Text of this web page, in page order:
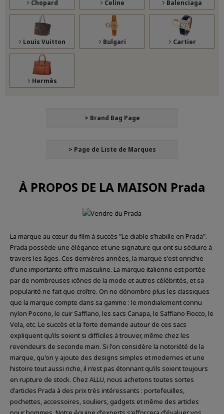
Chopard Celine Balenciaga
Louis Vuitton Bulgari Cartier
Hermès
> Brand Bag Page
> Page de Liste de Marques
À PROPOS DE LA MAISON Prada
La marque au cœur du film à succès "Le diable s’habille en Prada".
Prada possède une élégance et une signature qui ont su séduire à
travers les âges. Ces dernières années, la marque s'est enrichie
d'une importante offre masculine. La marque italienne est portée
par de nombreuses icônes de la mode et autres célébrités, et sa
popularité ne fait que croître. On ne dénombre plus les classiques
que la marque compte dans sa gamme : le mondialement connu
nylon Pocono, le cuir Saffiano, les sacs Canapa, le Saffiano Fiocco, le
Vela, etc. Le succès et la forte demande autour de ces sacs
expliquent qu’ils soient si difficiles à trouver, même chez les
revendeurs de seconde main. Si l'on considère la notoriété de la
marque, qu'on y ajoute des designs simples et modernes et une
histoire tout aussi riche, il n’est pas étonnant qu’ils soient toujours
en rupture de stock. Chez ALLU, nous achetons toutes sortes
d'articles Prada à des prix très intéressants : portefeuilles,
pochettes, accessoires, souliers, gadgets et même des articles